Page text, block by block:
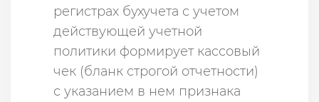
регистрах бухучета с учетом
действующей учетной
политики формирует кассовый
чек (бланк строгой отчетности)
с указанием в нем признака